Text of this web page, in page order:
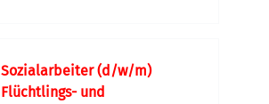
Sozialarbeiter (d/w/m)
Flüchtlings- und